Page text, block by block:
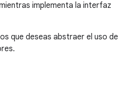
implementa la interfaz
que deseas abstraer el uso de